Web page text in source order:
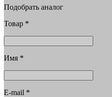
Подобрать аналог
Товар *
Имя *
E-mail *